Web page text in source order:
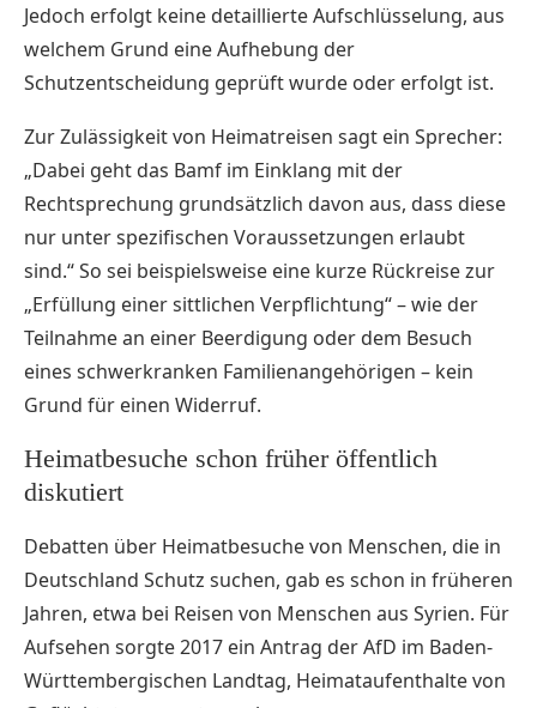
Jedoch erfolgt keine detaillierte Aufschlüsselung, aus
welchem Grund eine Aufhebung der
Schutzentscheidung geprüft wurde oder erfolgt ist.
Zur Zulässigkeit von Heimatreisen sagt ein Sprecher:
„Dabei geht das Bamf im Einklang mit der
Rechtsprechung grundsätzlich davon aus, dass diese
nur unter spezifischen Voraussetzungen erlaubt
sind.“ So sei beispielsweise eine kurze Rückreise zur
„Erfüllung einer sittlichen Verpflichtung“ – wie der
Teilnahme an einer Beerdigung oder dem Besuch
eines schwerkranken Familienangehörigen – kein
Grund für einen Widerruf.
Heimatbesuche schon früher öffentlich
diskutiert
Debatten über Heimatbesuche von Menschen, die in
Deutschland Schutz suchen, gab es schon in früheren
Jahren, etwa bei Reisen von Menschen aus Syrien. Für
Aufsehen sorgte 2017 ein Antrag der AfD im Baden-
Württembergischen Landtag, Heimataufenthalte von